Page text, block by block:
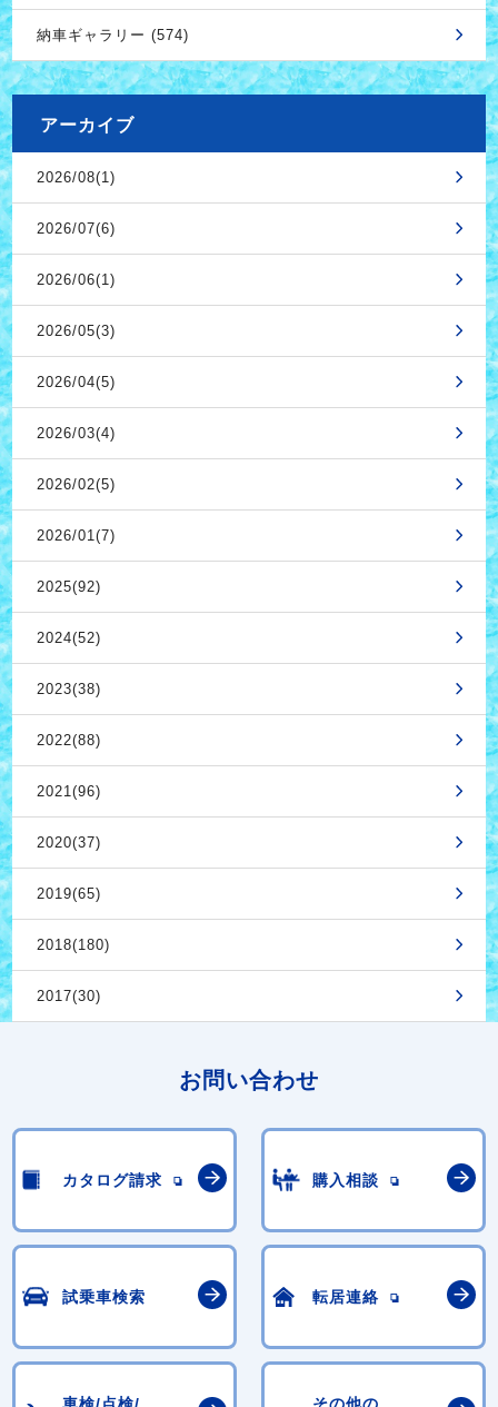
納車ギャラリー (574)
アーカイブ
2026/08(1)
2026/07(6)
2026/06(1)
2026/05(3)
2026/04(5)
2026/03(4)
2026/02(5)
2026/01(7)
2025(92)
2024(52)
2023(38)
2022(88)
2021(96)
2020(37)
2019(65)
2018(180)
2017(30)
お問い合わせ
カタログ請求 購入相談
試乗車検索 転居連絡
車検/点検/
その他の